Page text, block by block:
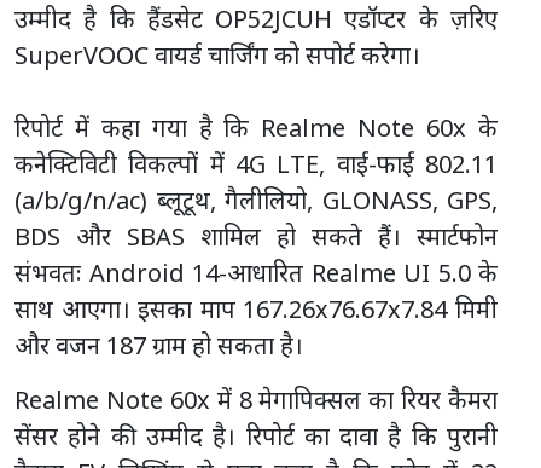
उम्मीद है कि हैंडसेट OP52JCUH एडॉप्टर के ज़रिए
SuperVOOC वायर्ड चार्जिंग को सपोर्ट करेगा।
रिपोर्ट में कहा गया है कि Realme Note 60x के
कनेक्टिविटी विकल्पों में 4G LTE, वाई-फाई 802.11
(a/b/g/n/ac) ब्लूटूथ, गैलीलियो, GLONASS, GPS,
BDS और SBAS शामिल हो सकते हैं। स्मार्टफोन
संभवतः Android 14-आधारित Realme UI 5.0 के
साथ आएगा। इसका माप 167.26x76.67x7.84 मिमी
और वजन 187 ग्राम हो सकता है।
Realme Note 60x में 8 मेगापिक्सल का रियर कैमरा
सेंसर होने की उम्मीद है। रिपोर्ट का दावा है कि पुरानी